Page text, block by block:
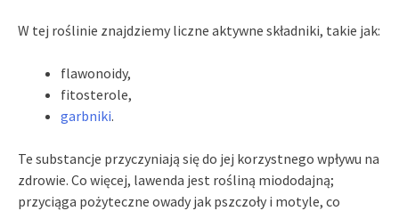
W tej roślinie znajdziemy liczne aktywne składniki, takie jak:
flawonoidy,
fitosterole,
garbniki.
Te substancje przyczyniają się do jej korzystnego wpływu na
zdrowie. Co więcej, lawenda jest rośliną miododajną;
przyciąga pożyteczne owady jak pszczoły i motyle, co